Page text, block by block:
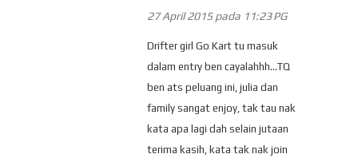
27 April 2015 pada 11:23 PG
Drifter girl Go Kart tu masuk
dalam entry ben cayalahhh...TQ
ben ats peluang ini, julia dan
family sangat enjoy, tak tau nak
kata apa lagi dah selain jutaan
terima kasih, kata tak nak join